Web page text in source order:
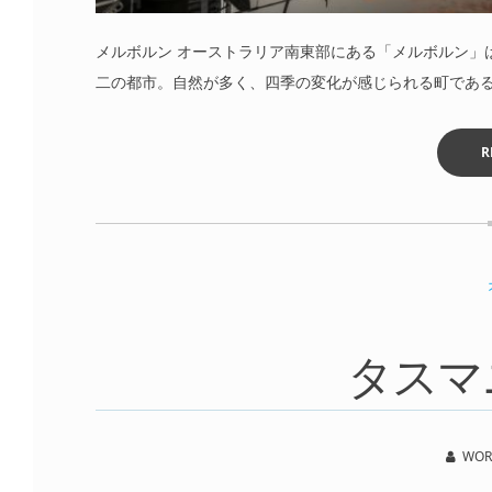
メルボルン オーストラリア南東部にある「メルボルン
二の都市。自然が多く、四季の変化が感じられる町で
タス